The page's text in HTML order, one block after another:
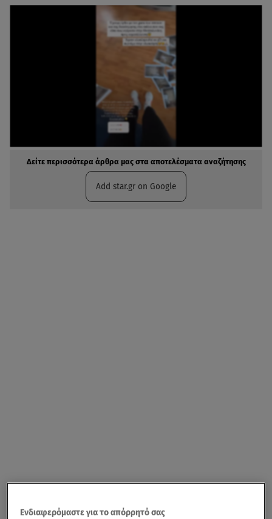
Δείτε περισσότερα άρθρα μας στα αποτελέσματα αναζήτησης
Add star.gr on Google
Ενδιαφερόμαστε για το απόρρητό σας